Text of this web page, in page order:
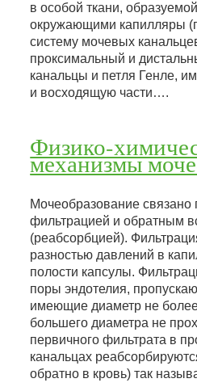
в особой ткани,
окружающими капилляры
систему мочевых
проксимальный и
канальцы и петля Генле,
и восходящую части….
Физико-
механизмы
Мочеобразование
фильтрацией и обратным
(реабсорбцией).
разностью давлений в
полости капсулы.
поры эндотелия,
имеющие диаметр не
большего диаметра не
первичного фильтрата в
канальцах
обратно в кровь) так